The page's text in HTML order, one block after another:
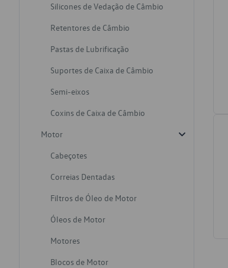
Silicones de Vedação de Câmbio
Retentores de Câmbio
Pastas de Lubrificação
Suportes de Caixa de Câmbio
Semi-eixos
Coxins de Caixa de Câmbio
Motor
Cabeçotes
Correias Dentadas
Filtros de Óleo de Motor
Óleos de Motor
Motores
Blocos de Motor